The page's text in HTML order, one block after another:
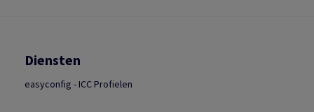
Diensten
easyconfig - ICC Profielen